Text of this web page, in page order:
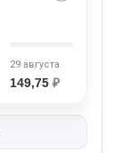
29 августа
149,75 ₽